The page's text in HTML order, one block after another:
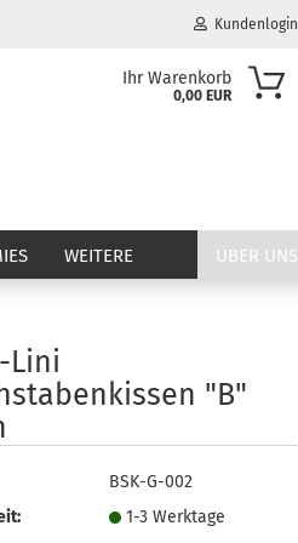
Kundenlogin
vergessen?
Ihr Warenkorb
0,00 EUR
ÜBER UNS
WEITERE
Lini
"B"
BSK-G-002
1-3 Werktage